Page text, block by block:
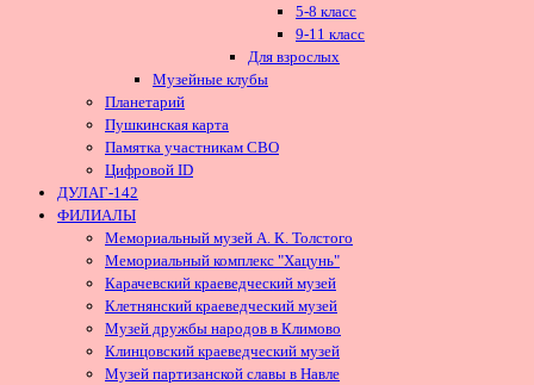
5-8 класс
9-11 класс
Для взрослых
Музейные клубы
Планетарий
Пушкинская карта
Памятка участникам СВО
Цифровой ID
ДУЛАГ-142
ФИЛИАЛЫ
Мемориальный музей А. К. Толстого
Мемориальный комплекс "Хацунь"
Карачевский краеведческий музей
Клетнянский краеведческий музей
Музей дружбы народов в Климово
Клинцовский краеведческий музей
Музей партизанской славы в Навле